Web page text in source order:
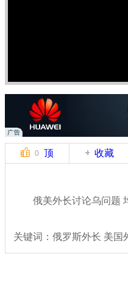
0 顶 收藏
俄美外长讨论乌问题
关键词：俄罗斯外长 美国